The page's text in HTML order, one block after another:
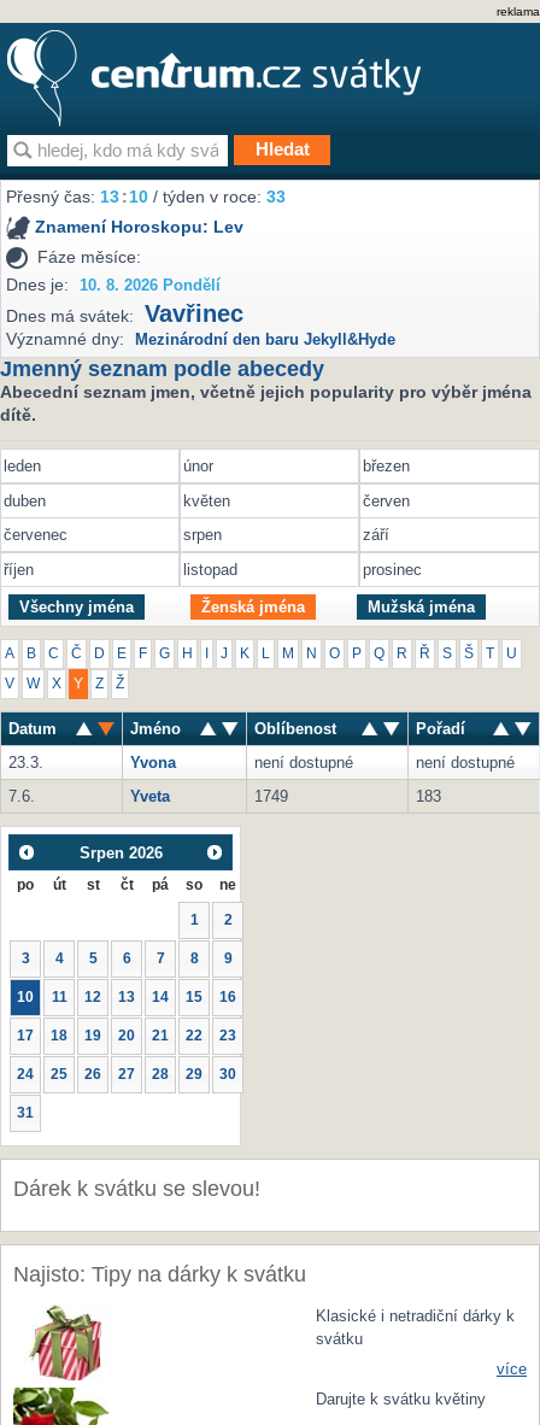
reklama
Přesný čas:13:10 / týden v roce:33
Znamení Horoskopu: Lev
Fáze měsíce:
Dnes je:
10. 8. 2026 Pondělí
Dnes má svátek: Vavřinec
Významné dny: Mezinárodní den baru Jekyll&Hyde
Jmenný seznam podle abecedy
Abecední seznam jmen, včetně jejich popularity pro výběr jména
dítě.
leden únor
březen
duben
květen
červen
červenec
srpen
září
říjen
listopad prosinec
Všechny jména Ženská jména Mužská jména
A B C Č D E F G H J K M N O P Q R Ř S Š U
V W X Y Z Ž
Datum Jméno Oblíbenost
Pořadí
23.3.
Yvona není dostupné
není dostupné
7.6.
Yveta 1749 183
Srpen 2026
po út st čt pá so ne
1 2
3 4 5 6 7 8 9
10 11 12 13 14 15 16
17 18 19 20 21 22 23
24 25 26 27 28 29 30
31
Dárek k svátku se slevou!
Najisto: Tipy na dárky k svátku
Klasické i netradiční dárky k
svátku
více
Darujte k svátku květiny